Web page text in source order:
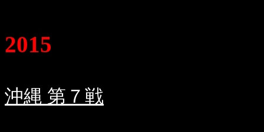
2015
沖縄 第７戦